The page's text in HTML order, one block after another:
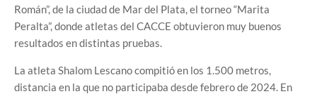
Román”, de la ciudad de Mar del Plata, el torneo “Marita
Peralta”, donde atletas del CACCE obtuvieron muy buenos
resultados en distintas pruebas.
La atleta Shalom Lescano compitió en los 1.500 metros,
distancia en la que no participaba desde febrero de 2024. En